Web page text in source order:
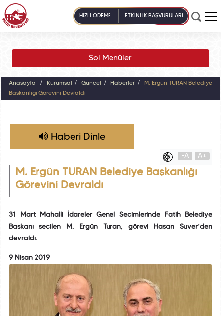
HIZLI ÖDEME ETKİNLİK BAŞVURULARI
Sol Menüler
Anasayfa Kurumsal Güncel Haberler
M. Ergün TURAN Belediye
Başkanlığı Görevini Devraldı
Haberi Dinle
-A A+
M. Ergün TURAN Belediye Başkanlığı
Görevini Devraldı
31 Mart Mahalli İdareler Genel Seçimlerinde Fatih Belediye
Başkanı seçilen M. Ergün Turan, görevi Hasan Suver’den
devraldı.
9 Nisan 2019